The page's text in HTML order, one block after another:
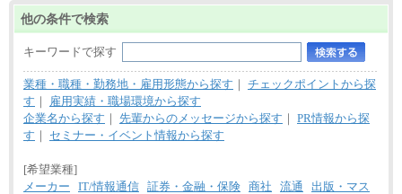
他の条件で検索
キーワードで探す
業種・職種・勤務地・雇用形態から探す ｜ チェックポイントから探
す ｜
雇用実績・職場環境から探す
企業名から探す ｜ 先輩からのメッセージから探す ｜ PR情報から探
す ｜ セミナー・イベント情報から探す
[希望業種]
メーカー
IT/情報通信 証券・金融・保険 商社 流通
出版・マス